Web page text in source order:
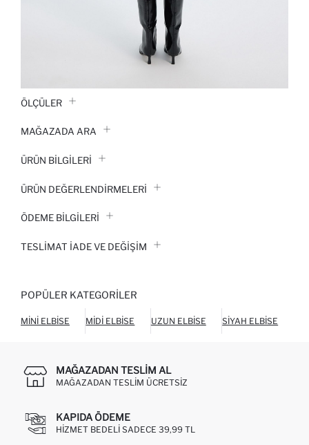
ÖLÇÜLER
MAĞAZADA ARA
ÜRÜN BILGILERI
ÜRÜN DEĞERLENDİRMELERİ
ÖDEME BİLGİLERİ
TESLIMAT İADE VE DEĞIŞIM
POPÜLER KATEGORILER
MINI ELBISE MIDI ELBISE UZUN ELBISE SIYAH ELBISE
MAĞAZADAN TESLIM AL
MAĞAZADAN TESLIM ÜCRETSIZ
KAPIDA ÖDEME
HIZMET BEDELI SADECE 39,99 TL